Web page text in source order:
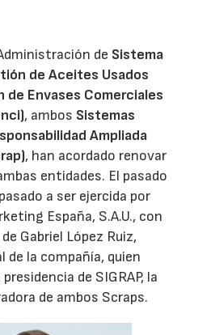
de Sistema
de Aceites Usados
de Envases Comerciales
, ambos Sistemas
Ampliada
, han acordado renovar
entidades. El pasado
a ser ejercida por
España, S.A.U., con
Gabriel López Ruiz,
de la compañía, quien
de SIGRAP, la
de ambos Scraps.